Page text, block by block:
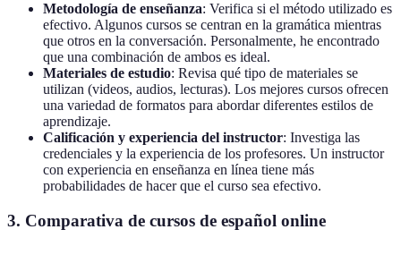
Metodología de enseñanza: Verifica si el método utilizado es
efectivo. Algunos cursos se centran en la gramática mientras
que otros en la conversación. Personalmente, he encontrado
que una combinación de ambos es ideal.
Materiales de estudio: Revisa qué tipo de materiales se
utilizan (videos, audios, lecturas). Los mejores cursos ofrecen
una variedad de formatos para abordar diferentes estilos de
aprendizaje.
Calificación y experiencia del instructor: Investiga las
credenciales y la experiencia de los profesores. Un instructor
con experiencia en enseñanza en línea tiene más
probabilidades de hacer que el curso sea efectivo.
3. Comparativa de cursos de español online